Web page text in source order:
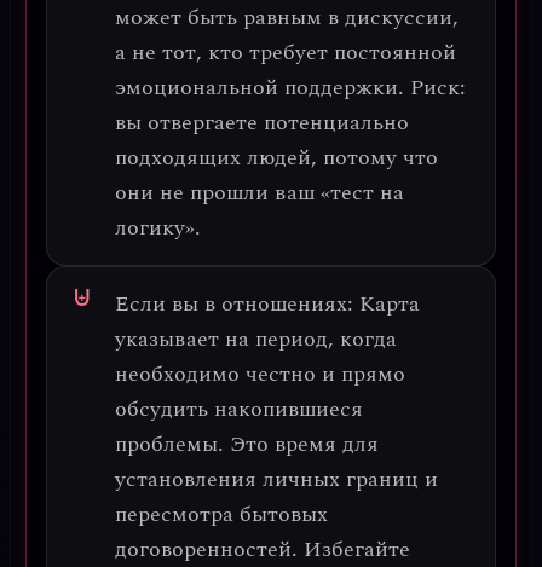
может быть равным в дискуссии,
а не тот, кто требует постоянной
эмоциональной поддержки. Риск:
вы отвергаете потенциально
подходящих людей, потому что
они не прошли ваш «тест на
логику».
Если вы в отношениях: Карта
указывает на период, когда
необходимо честно и прямо
обсудить накопившиеся
проблемы. Это время для
установления личных границ и
пересмотра бытовых
договоренностей. Избегайте